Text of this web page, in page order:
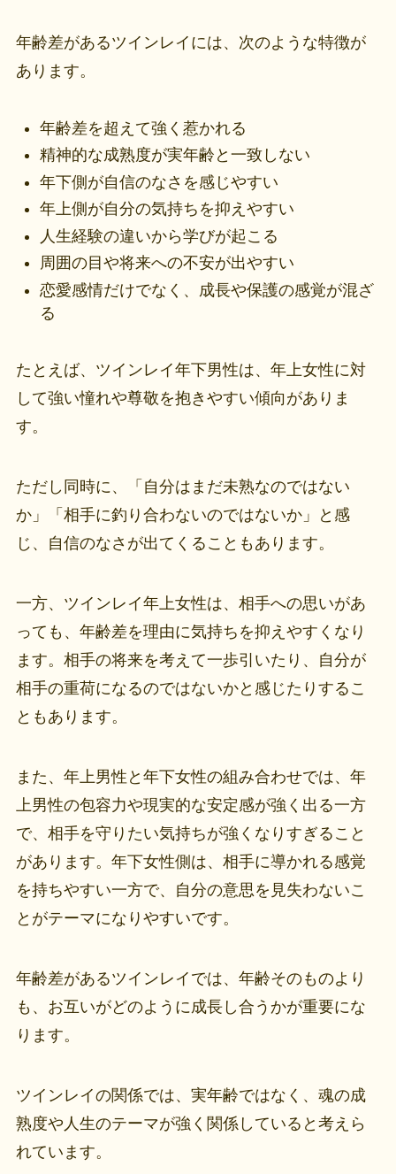
年齢差があるツインレイには、次のような特徴が
あります。
年齢差を超えて強く惹かれる
精神的な成熟度が実年齢と一致しない
年下側が自信のなさを感じやすい
年上側が自分の気持ちを抑えやすい
人生経験の違いから学びが起こる
周囲の目や将来への不安が出やすい
恋愛感情だけでなく、成長や保護の感覚が混ざ
る
たとえば、ツインレイ年下男性は、年上女性に対
して強い憧れや尊敬を抱きやすい傾向がありま
す。
ただし同時に、「自分はまだ未熟なのではない
か」「相手に釣り合わないのではないか」と感
じ、自信のなさが出てくることもあります。
一方、ツインレイ年上女性は、相手への思いがあ
っても、年齢差を理由に気持ちを抑えやすくなり
ます。相手の将来を考えて一歩引いたり、自分が
相手の重荷になるのではないかと感じたりするこ
ともあります。
また、年上男性と年下女性の組み合わせでは、年
上男性の包容力や現実的な安定感が強く出る一方
で、相手を守りたい気持ちが強くなりすぎること
があります。年下女性側は、相手に導かれる感覚
を持ちやすい一方で、自分の意思を見失わないこ
とがテーマになりやすいです。
年齢差があるツインレイでは、年齢そのものより
も、お互いがどのように成長し合うかが重要にな
ります。
ツインレイの関係では、実年齢ではなく、魂の成
熟度や人生のテーマが強く関係していると考えら
れています。